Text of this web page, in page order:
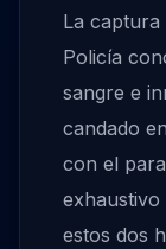
La captura
Policía
sangre e
candado
con el
exhaustivo
estos dos